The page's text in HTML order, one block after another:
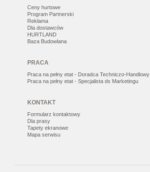
Ceny hurtowe
Program Partnerski
Reklama
Dla dostawców
HURTLAND
Baza Budowlana
PRACA
Praca na pełny etat - Doradca Techniczo-Handlowy
Praca na pełny etat - Specjalista ds Marketingu
KONTAKT
Formularz kontaktowy
Dla prasy
Tapety ekranowe
Mapa serwisu